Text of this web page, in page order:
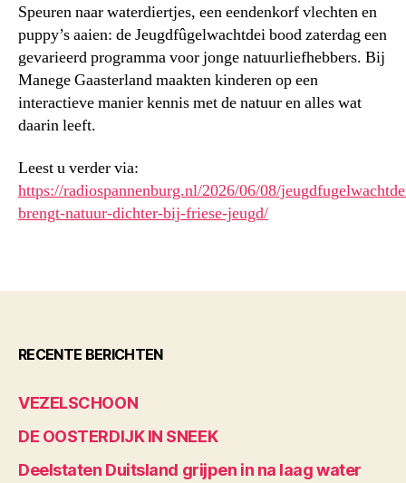
Speuren naar waterdiertjes, een eendenkorf vlechten en
puppy’s aaien: de Jeugdfûgelwachtdei bood zaterdag een
gevarieerd programma voor jonge natuurliefhebbers. Bij
Manege Gaasterland maakten kinderen op een
interactieve manier kennis met de natuur en alles wat
daarin leeft.
Leest u verder via:
https://radiospannenburg.nl/2026/06/08/
brengt-natuur-dichter-bij-friese-jeugd/
RECENTE BERICHTEN
VEZELSCHOON
DE OOSTERDIJK IN SNEEK
Deelstaten Duitsland grijpen in na laag water